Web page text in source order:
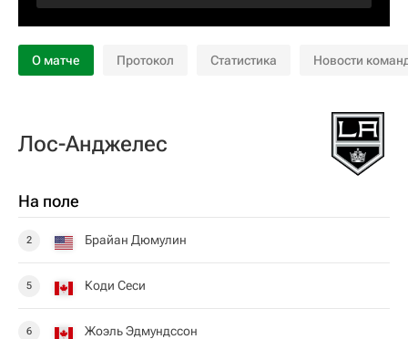
О матче Протокол Статистика Новости
Лос-Анджелес
На поле
2 Брайан Дюмулин
5 Коди Сеси
6 Жоэль Эдмундссон